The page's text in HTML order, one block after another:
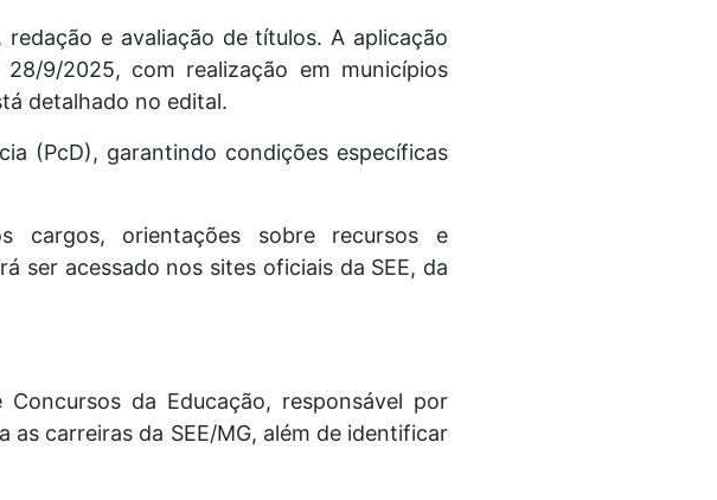
e avaliação de títulos. A aplicação
9/2025, com realização em municípios
detalhado no edital.
(PcD), garantindo condições específicas
cargos, orientações sobre recursos e
ser acessado nos sites oficiais da SEE, da
da Educação, responsável por
carreiras da SEE/MG, além de identificar